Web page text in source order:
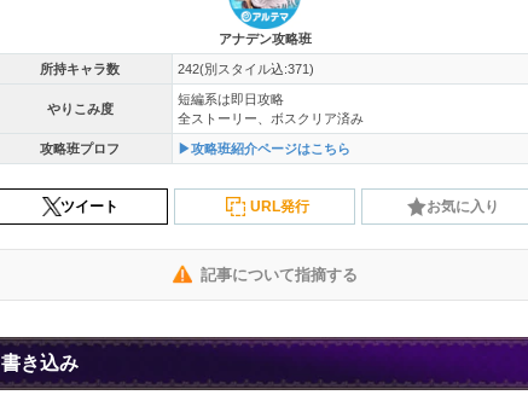
アナデン攻略班
所持キャラ数 242(別スタイル込:371)
やりこみ度
短編系は即日攻略
全ストーリー、ボスクリア済み
攻略班プロフ ▶攻略班紹介ページはこちら
ツイート URL発行 お気に入り
記事について指摘する
書き込み